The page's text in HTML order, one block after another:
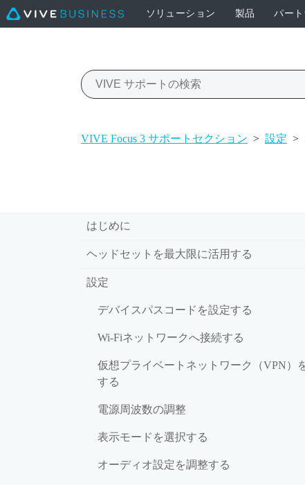
ソリューション 製品 パー
VIVE Focus 3 サポートセクション > 設定 >
はじめに
ヘッドセットを最大限に活用する
設定
デバイスパスコードを設定する
Wi‍-Fiネットワークへ接続する
仮想プライベートネットワーク（VPN）
する
電源周波数の調整
表示モードを選択する
オーディオ設定を調整する